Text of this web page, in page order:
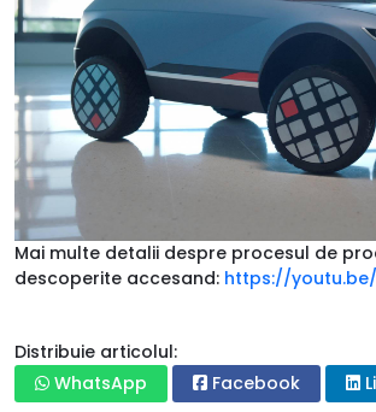
Mai multe detalii despre procesul de
descoperite accesand: https://youtu.be/
Distribuie articolul:
WhatsApp
Facebook